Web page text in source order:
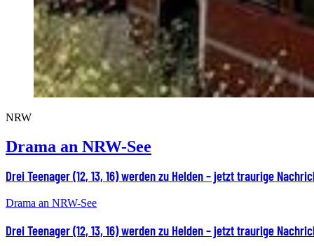
NRW
Drama an NRW-See
Drei Teenager (12, 13, 16) werden zu Helden – jetzt traurige
Drama an NRW-See
Drei Teenager (12, 13, 16) werden zu Helden – jetzt traurige